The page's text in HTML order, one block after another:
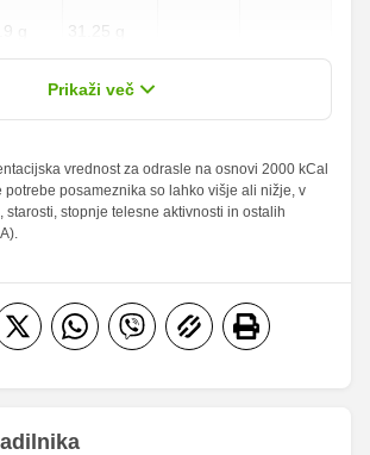
g 31.25 g
11.25 g
2.19 % 11.57 %
g
g
8.25 g 2.23 % 11.79 %
1.04 g 5.5 g 4.16 %
22 %
g
0 g
Prikaži več
vrednost za odrasle na osnovi 2000 kCal
potrebe posameznika so lahko višje ali nižje, v
starosti, stopnje telesne aktivnosti in ostalih